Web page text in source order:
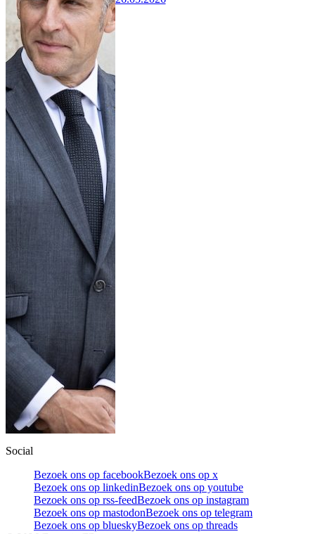
Social
Bezoek ons op facebookBezoek ons op x
Bezoek ons op linkedinBezoek ons op youtube
Bezoek ons op rss-feedBezoek ons op instagram
Bezoek ons op mastodonBezoek ons op telegram
Bezoek ons op blueskyBezoek ons op threads